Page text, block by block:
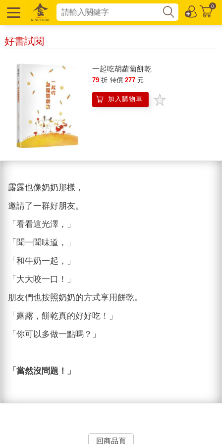
0
好書試閱
一起吃胡蘿蔔餅乾
79 折 特價 277 元
加入購物車
露露也像奶奶那樣，
邀請了一群好朋友。
「看看這光澤，」
「聞一聞味道，」
「和牛奶一起，」
「大大咬一口！」
朋友們也按照奶奶的方式享用餅乾。
「露露，餅乾真的好好吃！」
「你可以多做一點嗎？」
「當然沒問題！」
回商品頁